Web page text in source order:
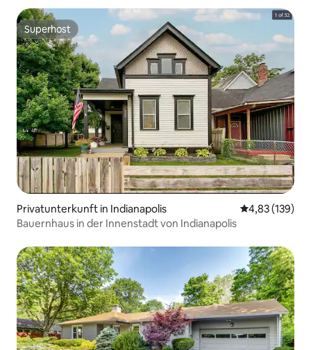
Superhost
Superhost
Privatunterkunft in Indianapolis
4,83 (139)
Bauernhaus in der Innenstadt von Indianapolis